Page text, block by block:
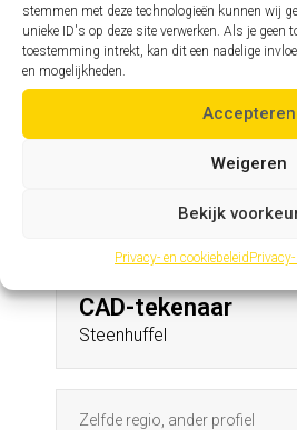
stemmen met deze technologieën kunnen wij
unieke ID's op deze site verwerken. Als je geen
toestemming intrekt, kan dit een nadelige
en mogelijkheden.
Accepteren
Weigeren
Bekijk
Privacy- en cookiebeleid
Zelfde profiel, andere regio
Assistent
Veulen
Andere profielen
CAD-tekenaar
Steenhuffel
Zelfde regio, ander profiel